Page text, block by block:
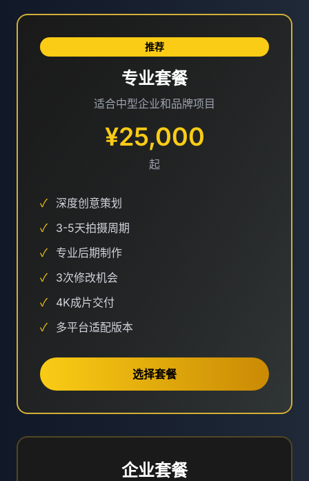
推荐
专业套餐
适合中型企业和品牌项目
¥25,000
起
✓ 深度创意策划
✓
3-5天拍摄周期
✓
专业后期制作
✓
3次修改机会
✓
4K成片交付
✓
多平台适配版本
选择套餐
企业套餐